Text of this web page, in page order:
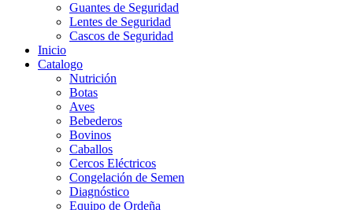
Guantes de Seguridad
Lentes de Seguridad
Cascos de Seguridad
Inicio
Catalogo
Nutrición
Botas
Aves
Bebederos
Bovinos
Caballos
Cercos Eléctricos
Congelación de Semen
Diagnóstico
Equipo de Ordeña